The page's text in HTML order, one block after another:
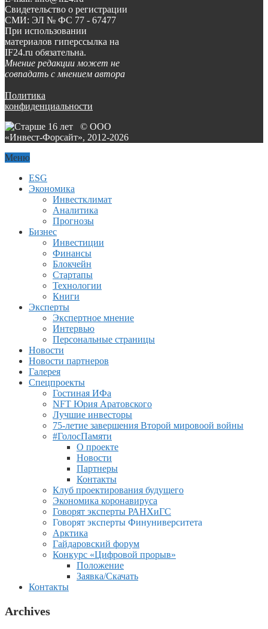
Свидетельство о регистрации
СМИ: ЭЛ № ФС 77 - 67477
При использовании
материалов гиперссылка на
IF24.ru обязательна.
Мнение редакции может не
совпадать с мнением автора
Политика
конфиденциальности
© ООО
«Инвест-Форсайт», 2012-2026
Меню
ESG
Экономика
Инвестклимат
Аналитика
Прогнозы
Бизнес
Инвестиции
Финансы
Блокчейн
Стартапы
Технологии
Книги
Эксперты
Экспертное мнение
Интервью
Персональные страницы
Новости
Новости партнеров
Галерея
Спецпроекты
Гостиная ИФа
NFT Юрия Аратовского
Лучшие инвесторы
75-летие завершения Второй мировоой войны
#ГолосПамяти
О проекте
Новости
Партнеры
Контакты
Клуб проектирования будущего
Экономика коронавируса
Говорят эксперты РАНХиГС
Говорят эксперты Финуниверситета
Арктика
Гайдаровский форум
Конкурс «Цифровой прорыв»
Положение
Заявка/Скачать
Контакты
Archives